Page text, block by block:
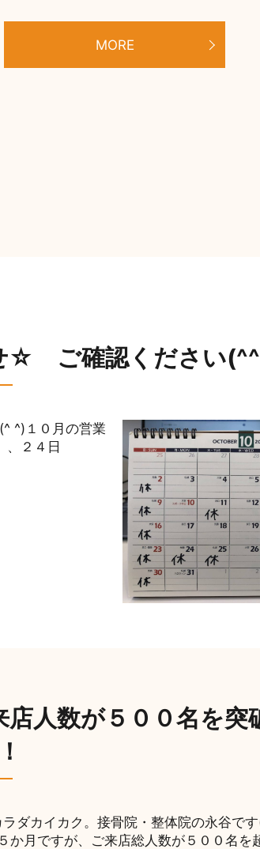
MORE
☆ ご確認ください
^)１０月の営業
、２４日
人数が５００名を突
ダカイカク。接骨院・整体院の永谷で
か月ですが、ご来店総人数が５００名を